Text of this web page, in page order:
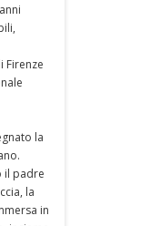
Firenze
la
il padre
la
in